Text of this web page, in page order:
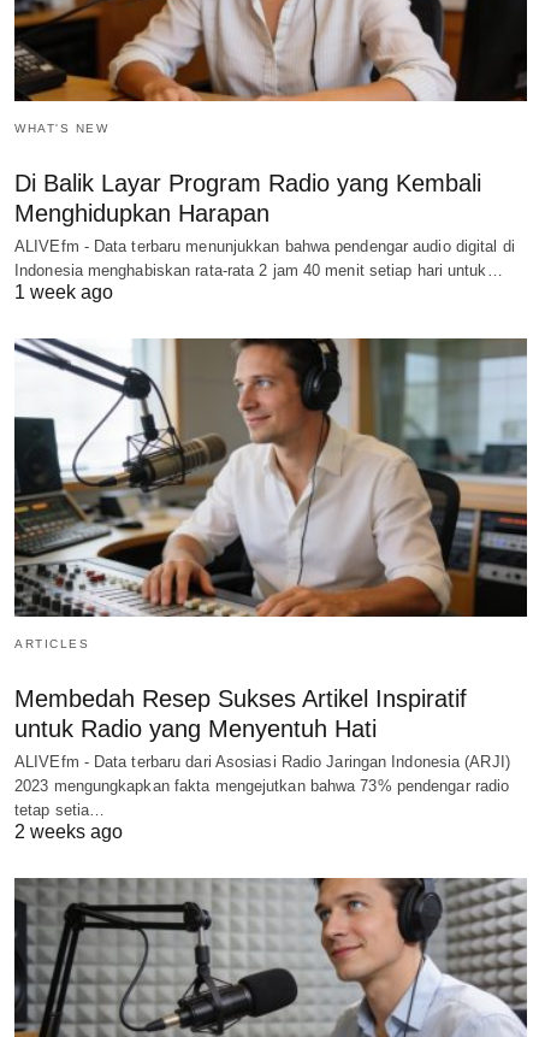
WHAT'S NEW
Di Balik Layar Program Radio yang Kembali
Menghidupkan Harapan
ALIVEfm - Data terbaru menunjukkan bahwa pendengar audio digital di
Indonesia menghabiskan rata-rata 2 jam 40 menit setiap hari untuk…
1 week ago
ARTICLES
Membedah Resep Sukses Artikel Inspiratif
untuk Radio yang Menyentuh Hati
ALIVEfm - Data terbaru dari Asosiasi Radio Jaringan Indonesia (ARJI)
2023 mengungkapkan fakta mengejutkan bahwa 73% pendengar radio
tetap setia…
2 weeks ago